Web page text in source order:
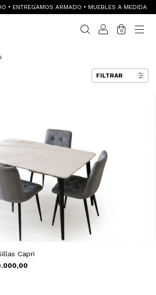
• ENTREGAMOS ARMADO • MUEBLES A MEDIDA
0
FILTRAR
Capri